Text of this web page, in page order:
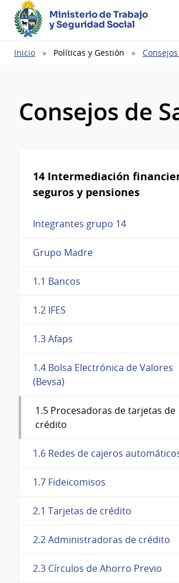
Ministerio de Trabajo
y Seguridad Social
Ruta
Inicio Políticas y Gestión
Consejos de
14 Intermediación
seguros y pensiones
Integrantes grupo 14
Grupo Madre
1.1 Bancos
1.2 IFES
1.3 Afaps
1.4 Bolsa Electrónica de Valores
(Bevsa)
1.5 Procesadoras de tarjetas de
crédito
1.6 Redes de cajeros
1.7 Fideicomisos
2.1 Tarjetas de crédito
2.2 Administradoras de crédito
2.3 Círculos de Ahorro Previo